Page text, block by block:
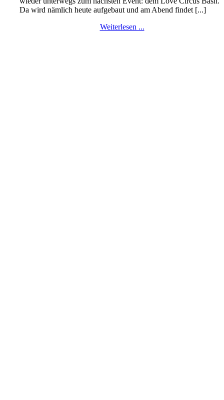
Da wird nämlich heute aufgebaut und am Abend findet [...]
Weiterlesen ...